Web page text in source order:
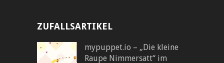
ZUFALLSARTIKEL
mypuppet.io – „Die kleine
Raupe Nimmersatt“ im